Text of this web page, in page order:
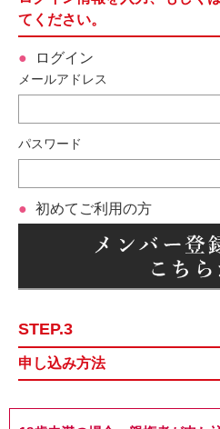
てください。
ログイン
メールアドレス
パスワード
初めてご利用の方
STEP.3
申し込み方法